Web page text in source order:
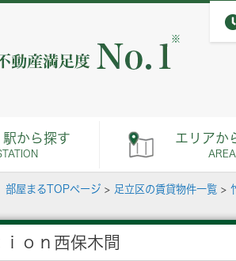
※
駅から探す エリアか
AREA
屋まるTOPページ > 足立区の賃貸物件一覧 >
ｉｏｎ西保木間